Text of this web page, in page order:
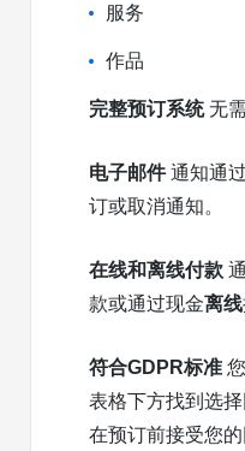
服务
作品
完整预订系统无
电子邮件通知通
订或取消通知。
在线和离线付款
款或通过现金离线
符合GDPR标准
表格下方找到选
在预订前接受您的